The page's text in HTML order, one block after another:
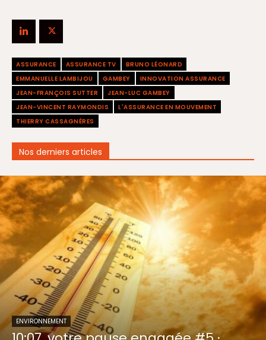
ASSURANCE ASSURANCE TV
BRUNO LÉONARD
EMMANUELLE LAMBIJOU
GAMBEY
INNOVATION ASSURANCE
JEAN-FRANÇOIS SUTTER
JEAN-LUC GAMBEY
JEAN-VINCENT RAYMONDIS
L'ASSURANCE EN MOUVEMENT
THIERRY CASSAGNÈRES
Nos derniers articles
ENVIRONNEMENT